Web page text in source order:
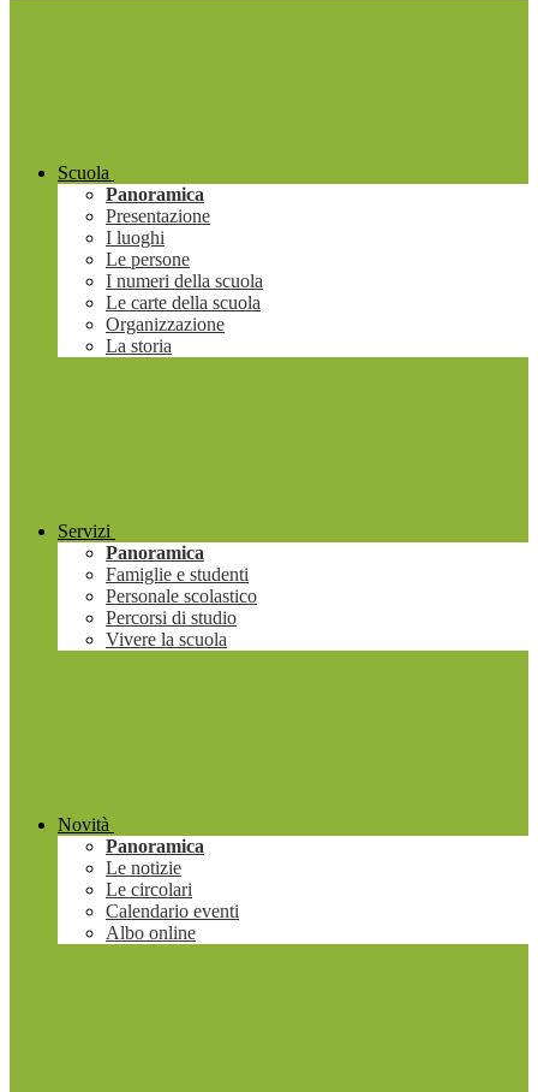
Scuola
Panoramica
Presentazione
I luoghi
Le persone
I numeri della scuola
Le carte della scuola
Organizzazione
La storia
Servizi
Panoramica
Famiglie e studenti
Personale scolastico
Percorsi di studio
Vivere la scuola
Novità
Panoramica
Le notizie
Le circolari
Calendario eventi
Albo online